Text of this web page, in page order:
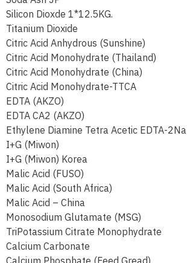
Silicon Dioxde 1*12.5KG.
Titanium Dioxide
Citric Acid Anhydrous (Sunshine)
Citric Acid Monohydrate (Thailand)
Citric Acid Monohydrate (China)
Citric Acid Monohydrate-TTCA
EDTA (AKZO)
EDTA CA2 (AKZO)
Ethylene Diamine Tetra Acetic EDTA-2Na
I+G (Miwon)
I+G (Miwon) Korea
Malic Acid (FUSO)
Malic Acid (South Africa)
Malic Acid – China
Monosodium Glutamate (MSG)
TriPotassium Citrate Monophydrate
Calcium Carbonate